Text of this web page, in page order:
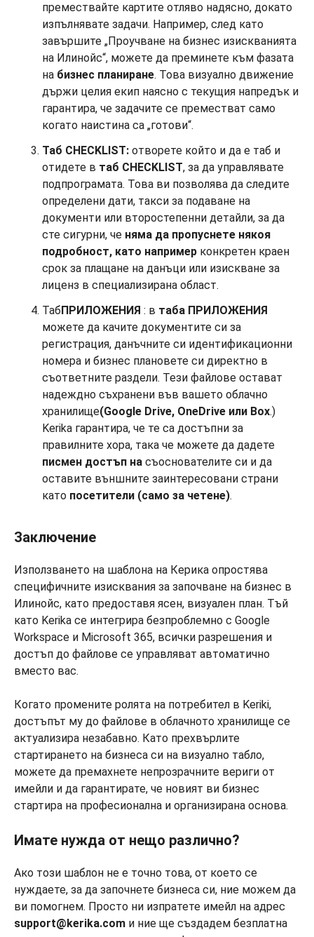
премествайте картите отляво надясно, докато
изпълнявате задачи. Например, след като
завършите „Проучване на бизнес изискванията
на Илинойс“, можете да преминете към фазата
на бизнес планиране. Това визуално движение
държи целия екип наясно с текущия напредък и
гарантира, че задачите се преместват само
когато наистина са „готови“.
Таб CHECKLIST: отворете който и да е таб и
отидете в таб CHECKLIST, за да управлявате
подпрограмата. Това ви позволява да следите
определени дати, такси за подаване на
документи или второстепенни детайли, за да
сте сигурни, че няма да пропуснете някоя
подробност, като например конкретен краен
срок за плащане на данъци или изискване за
лиценз в специализирана област.
Таб ПРИЛОЖЕНИЯ : в таба ПРИЛОЖЕНИЯ
можете да качите документите си за
регистрация, данъчните си идентификационни
номера и бизнес плановете си директно в
съответните раздели. Тези файлове остават
надеждно съхранени във вашето облачно
хранилище(Google Drive, OneDrive или Box.)
Kerika гарантира, че те са достъпни за
правилните хора, така че можете да дадете
писмен достъп на съоснователите си и да
оставите външните заинтересовани страни
като посетители (само за четене).
Заключение
Използването на шаблона на Керика опростява
специфичните изисквания за започване на бизнес в
Илинойс, като предоставя ясен, визуален план. Тъй
като Kerika се интегрира безпроблемно с Google
Workspace и Microsoft 365, всички разрешения и
достъп до файлове се управляват автоматично
вместо вас.
Когато промените ролята на потребител в Keriki,
достъпът му до файлове в облачното хранилище се
актуализира незабавно. Като прехвърлите
стартирането на бизнеса си на визуално табло,
можете да премахнете непрозрачните вериги от
имейли и да гарантирате, че новият ви бизнес
стартира на професионална и организирана основа.
Имате нужда от нещо различно?
Ако този шаблон не е точно това, от което се
нуждаете, за да започнете бизнеса си, ние можем да
ви помогнем. Просто ни изпратете имейл на адрес
support@kerika.com и ние ще създадем безплатна